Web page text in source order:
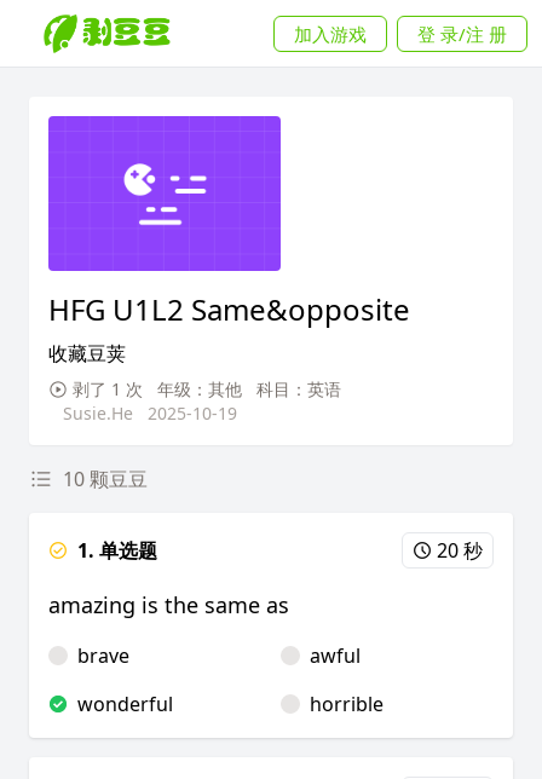
加入游戏 登 录/注 册
HFG U1L2 Same&opposite
收藏豆荚
剥了 1 次 年级：其他
科目：英语
Susie.He
2025-10-19
10 颗豆豆
1. 单选题 20 秒
amazing is the same as
brave
awful
wonderful
horrible